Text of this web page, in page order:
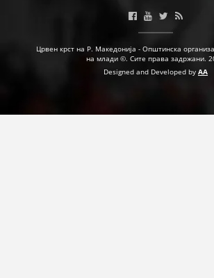
ПРИРАЧНИЦИ
СТРАТЕГИИ
ЕДУКАТИВНО ИНФОРМАТИВНИ
Црвен крст на Р. Македонија - Општинска
на млади ©. Сите права задржани.
Designed and Developed by AA